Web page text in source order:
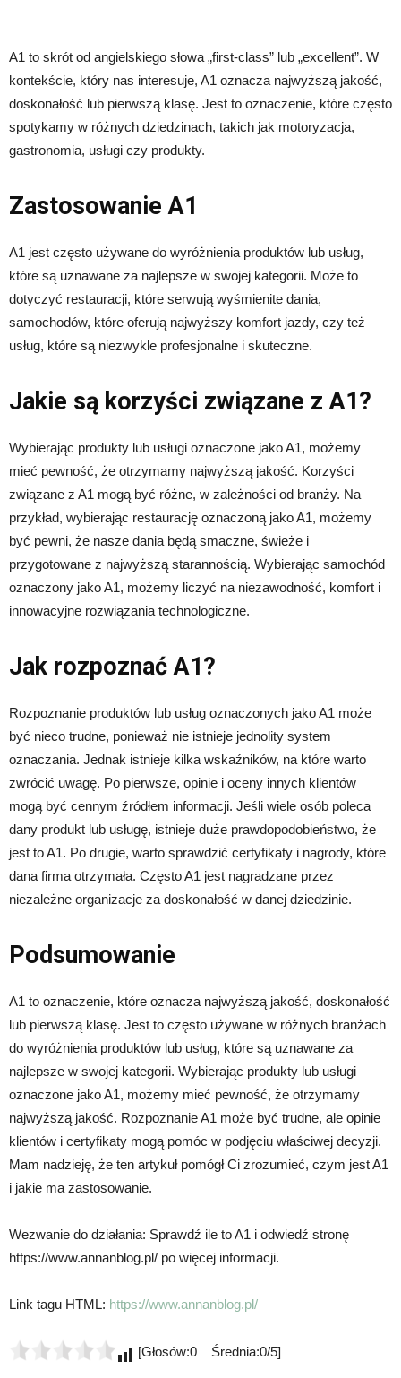
A1 to skrót od angielskiego słowa „first-class” lub „excellent”. W
kontekście, który nas interesuje, A1 oznacza najwyższą jakość,
doskonałość lub pierwszą klasę. Jest to oznaczenie, które często
spotykamy w różnych dziedzinach, takich jak motoryzacja,
gastronomia, usługi czy produkty.
Zastosowanie A1
A1 jest często używane do wyróżnienia produktów lub usług,
które są uznawane za najlepsze w swojej kategorii. Może to
dotyczyć restauracji, które serwują wyśmienite dania,
samochodów, które oferują najwyższy komfort jazdy, czy też
usług, które są niezwykle profesjonalne i skuteczne.
Jakie są korzyści związane z A1?
Wybierając produkty lub usługi oznaczone jako A1, możemy
mieć pewność, że otrzymamy najwyższą jakość. Korzyści
związane z A1 mogą być różne, w zależności od branży. Na
przykład, wybierając restaurację oznaczoną jako A1, możemy
być pewni, że nasze dania będą smaczne, świeże i
przygotowane z najwyższą starannością. Wybierając samochód
oznaczony jako A1, możemy liczyć na niezawodność, komfort i
innowacyjne rozwiązania technologiczne.
Jak rozpoznać A1?
Rozpoznanie produktów lub usług oznaczonych jako A1 może
być nieco trudne, ponieważ nie istnieje jednolity system
oznaczania. Jednak istnieje kilka wskaźników, na które warto
zwrócić uwagę. Po pierwsze, opinie i oceny innych klientów
mogą być cennym źródłem informacji. Jeśli wiele osób poleca
dany produkt lub usługę, istnieje duże prawdopodobieństwo, że
jest to A1. Po drugie, warto sprawdzić certyfikaty i nagrody, które
dana firma otrzymała. Często A1 jest nagradzane przez
niezależne organizacje za doskonałość w danej dziedzinie.
Podsumowanie
A1 to oznaczenie, które oznacza najwyższą jakość, doskonałość
lub pierwszą klasę. Jest to często używane w różnych branżach
do wyróżnienia produktów lub usług, które są uznawane za
najlepsze w swojej kategorii. Wybierając produkty lub usługi
oznaczone jako A1, możemy mieć pewność, że otrzymamy
najwyższą jakość. Rozpoznanie A1 może być trudne, ale opinie
klientów i certyfikaty mogą pomóc w podjęciu właściwej decyzji.
Mam nadzieję, że ten artykuł pomógł Ci zrozumieć, czym jest A1
i jakie ma zastosowanie.
Wezwanie do działania: Sprawdź ile to A1 i odwiedź stronę
https://www.annanblog.pl/ po więcej informacji.
Link tagu HTML: https://www.annanblog.pl/
[Głosów:0 Średnia:0/5]